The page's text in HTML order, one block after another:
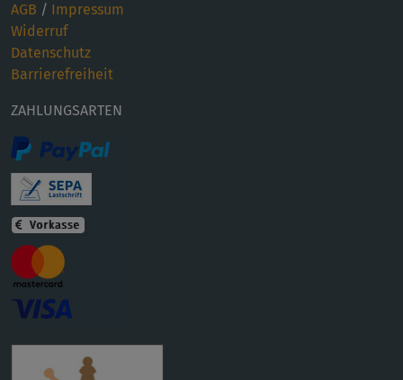
AGB / Impressum
Widerruf
Datenschutz
Barrierefreiheit
ZAHLUNGSARTEN